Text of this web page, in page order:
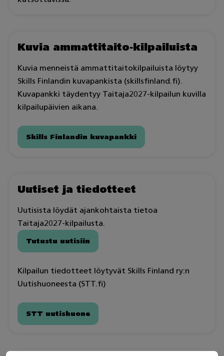
Kuvia ammattitaito-kilpailuista
Kuvia menneistä ammattitaitokilpailuista löytyy
Skills Finlandin kuvapankista (skillsfinland.fi).
Kuvapankki täydentyy Taitaja2027-kilpailun kuvilla
kilpailupäivien aikana.
Skills Finlandin kuvapankki
Uutiset ja tiedotteet
Uutisista löydät ajankohtaista tietoa
Taitaja2027-kilpailusta.
Tutustu uutisiin
Kilpailun tiedotteet löytyvät Skills Finland ry:n
Uutishuoneesta (STT.fi)
STT uutishuone